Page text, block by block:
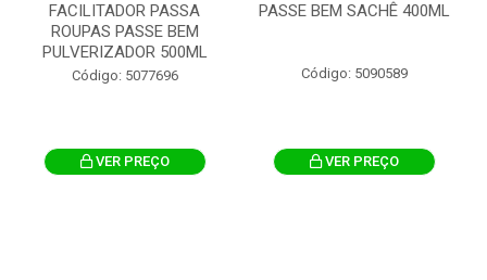
FACILITADOR PASSA
ROUPAS PASSE BEM
PULVERIZADOR 500ML
Código: 5077696
VER PREÇO
PASSE BEM SACHÊ 400ML
Código: 5090589
VER PREÇO